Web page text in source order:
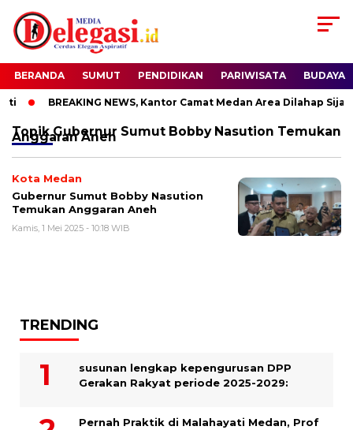
BERANDA SUMUT PENDIDIKAN PARIWISATA BUDAYA
BREAKING NEWS, Kantor Camat Medan Area Dilahap
TopikGubernur Sumut Bobby Nasution Temukan
Anggaran Aneh
Kota Medan
Gubernur Sumut Bobby Nasution
Temukan Anggaran Aneh
Kamis, 1 Mei 2025 - 10:18 WIB
TRENDING
susunan lengkap kepengurusan DPP
Gerakan Rakyat periode 2025-2029:
Pernah Praktik di Malahayati Medan, Prof